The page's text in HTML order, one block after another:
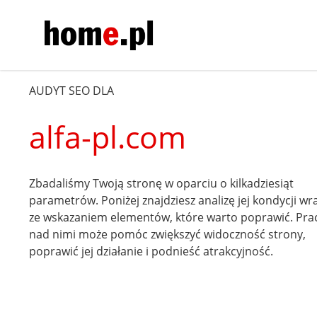
AUDYT SEO DLA
alfa-pl.com
Zbadaliśmy Twoją stronę w oparciu o kilkadziesiąt
parametrów. Poniżej znajdziesz analizę jej kondycji
ze wskazaniem elementów, które warto poprawić.
nad nimi może pomóc zwiększyć widoczność strony,
poprawić jej działanie i podnieść atrakcyjność.